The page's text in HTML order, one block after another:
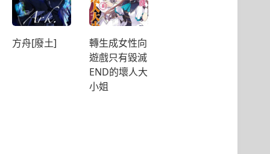
方舟[廢土]
轉生成女性向
遊戲只有毀滅
END的壞人大
小姐